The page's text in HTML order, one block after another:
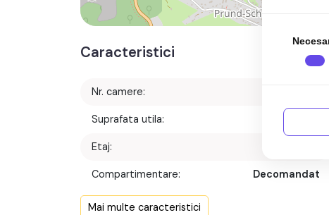
Caracteristici
Nr. camere:
Suprafata utila:
Etaj:
Compartimentare: Decomandat
Confort:
Mai multe caracteristici